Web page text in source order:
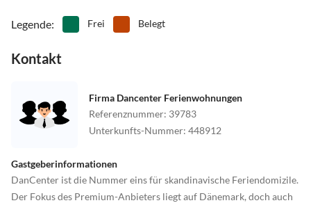
Legende: Frei Belegt
Kontakt
Firma Dancenter Ferienwohnungen
Referenznummer: 39783
Unterkunfts-Nummer: 448912
Gastgeberinformationen
DanCenter ist die Nummer eins für skandinavische Feriendomizile.
Der Fokus des Premium-Anbieters liegt auf Dänemark, doch auch